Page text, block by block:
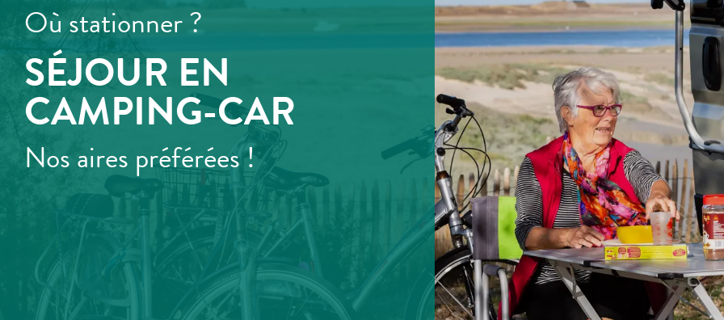
Où stationner ?
SÉJOUR EN
CAMPING-CAR
Nos aires préférées !